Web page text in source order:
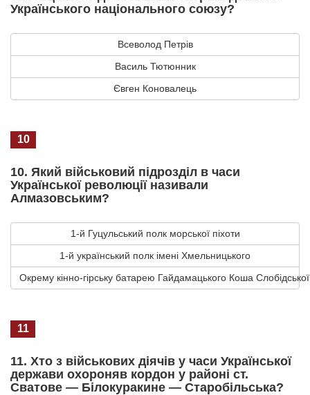
Українського національного союзу?
Всеволод Петрів
Василь Тютюнник
Євген Коновалець
10
10. Який військовий підрозділ в часи
Української революції називали
Алмазовським?
1-й Гуцульський полк морської піхоти
1-й український полк імені Хмельницького
Окрему кінно-гірську батарею Гайдамацького Коша
11
11. Хто з військових діячів у часи Української
держави охороняв кордон у районі ст.
Сватове — Білокуракине — Старобільська?